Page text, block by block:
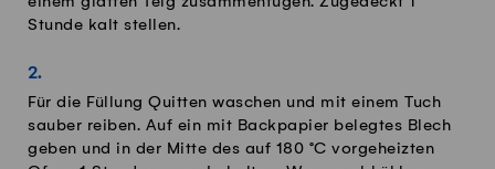
Stunde kalt stellen.
Für die Füllung Quitten waschen und mit einem Tuch
sauber reiben. Auf ein mit Backpapier belegtes Blech
geben und in der Mitte des auf 180 °C vorgeheizten